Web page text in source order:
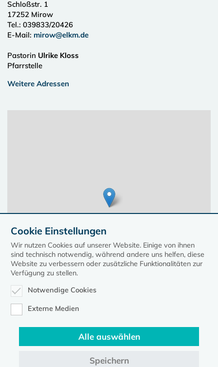
Schloßstr. 1
17252 Mirow
Tel.: 039833/20426
E-Mail: mirow@elkm.de
Pastorin Ulrike Kloss
Pfarrstelle
Weitere Adressen
Diese Seite gehört zum Portalkirche-mv.de
Evangelische Kirche in Mecklenburg-Vorpommern © 2026
Cookie Einstellungen
Wir nutzen Cookies auf unserer Website. Einige von ihnen
sind technisch notwendig, während andere uns helfen, diese
Website zu verbessern oder zusätzliche Funktionalitäten zur
Verfügung zu stellen.
Notwendige Cookies
Externe Medien
Alle auswählen
Speichern